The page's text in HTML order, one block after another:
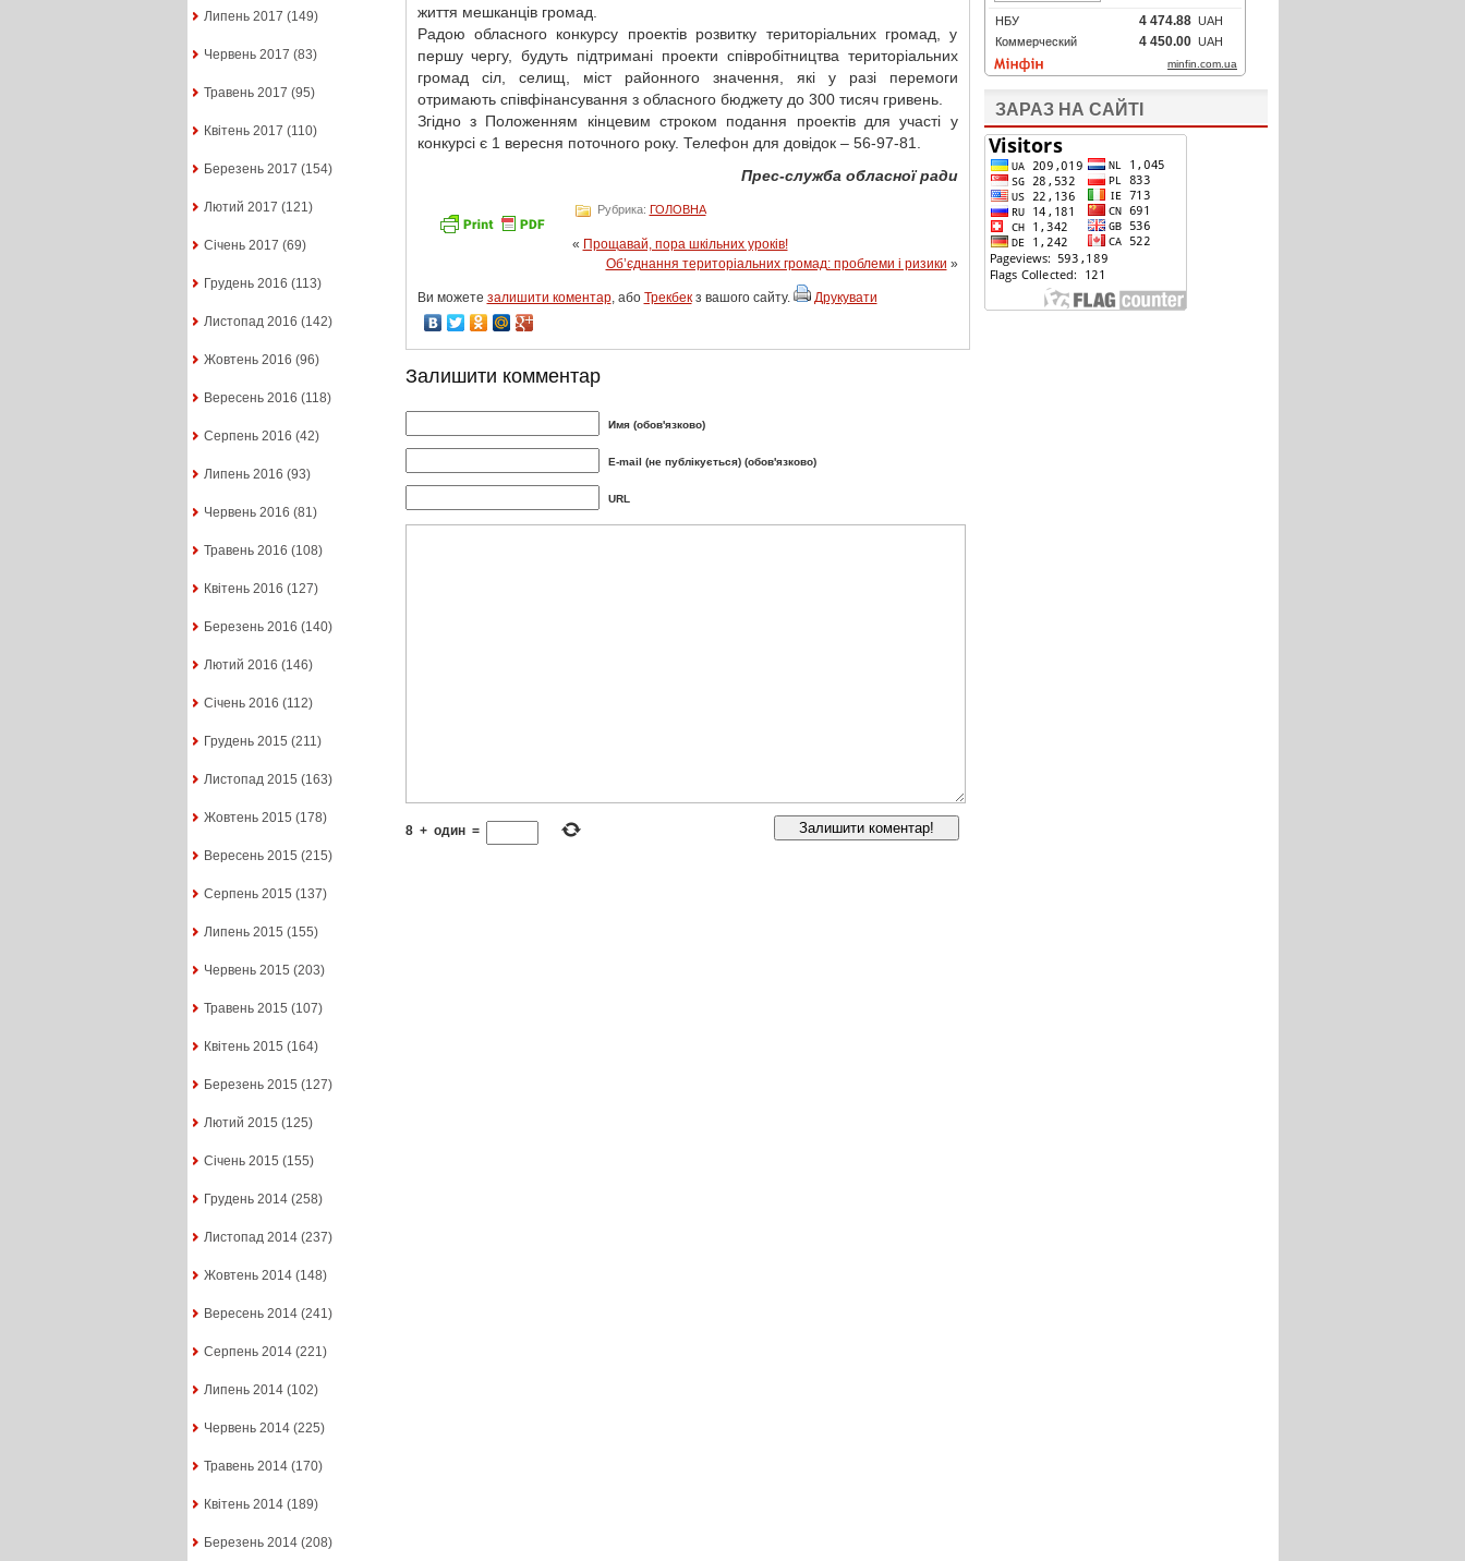
Липень 2017 (149)
Червень 2017 (83)
Травень 2017 (95)
Квітень 2017 (110)
Березень 2017 (154)
Лютий 2017 (121)
Січень 2017 (69)
Грудень 2016 (113)
Листопад 2016 (142)
Жовтень 2016 (96)
Вересень 2016 (118)
Серпень 2016 (42)
Липень 2016 (93)
Червень 2016 (81)
Травень 2016 (108)
Квітень 2016 (127)
Березень 2016 (140)
Лютий 2016 (146)
Січень 2016 (112)
Грудень 2015 (211)
Листопад 2015 (163)
Жовтень 2015 (178)
Вересень 2015 (215)
Серпень 2015 (137)
Липень 2015 (155)
Червень 2015 (203)
Травень 2015 (107)
Квітень 2015 (164)
Березень 2015 (127)
Лютий 2015 (125)
Січень 2015 (155)
Грудень 2014(258)
Листопад 2014(237)
Жовтень 2014(148)
Вересень 2014(241)
Серпень 2014(221)
Липень 2014(102)
Червень 2014(225)
Травень 2014(170)
Квітень 2014(189)
Березень 2014(208)
життя мешканців громад.
Радою обласного конкурсу проектів розвитку територіальних громад, у
першу чергу, будуть підтримані проекти співробітництва територіальних
громад сіл, селищ, міст районного значення, які у разі перемоги
отримають співфінансування з обласного бюджету до 300 тисяч гривень.
Згідно з Положенням кінцевим строком подання проектів для участі у
конкурсі є 1 вересня поточного року. Телефон для довідок – 56-97-81.
Прес-служба обласної ради
Рубрика: ГОЛОВНА
« Прощавай, пора шкільних уроків!
Об’єднання територіальних громад: проблеми і ризики »
Ви можете залишити коментар, або Трекбекз вашого сайту. Друкувати
Залишити комментар
Имя (обов'язково)
E-mail (не публікується) (обов'язково)
URL
8 + один =
ЗАРАЗ НА САЙТІ